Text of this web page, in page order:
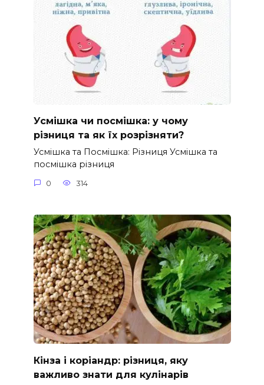
Усмішка чи посмішка: у чому
різниця та як їх розрізняти?
Усмішка та Посмішка: Різниця Усмішка та
посмішка різниця
0 314
Кінза і коріандр: різниця, яку
важливо знати для кулінарів